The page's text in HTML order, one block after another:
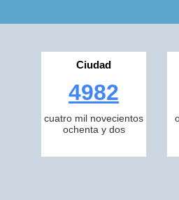
Ciudad
4982
cuatro mil novecientos
ochenta y dos